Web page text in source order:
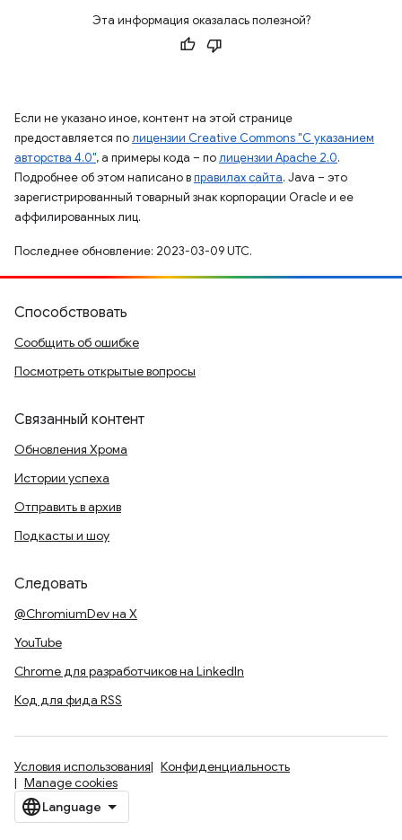
Эта информация оказалась полезной?
Если не указано иное, контент на этой странице
предоставляется полицензии Creative Commons "С указанием
авторства 4.0", а примеры кода – полицензии Apache 2.0.
Подробнее об этом написано вправилах сайта. Java – это
зарегистрированный товарный знак корпорации Oracle и ее
аффилированных лиц.
Последнее обновление: 2023-03-09 UTC.
Способствовать
Сообщить об ошибке
Посмотреть открытые вопросы
Связанный контент
Обновления Хрома
Истории успеха
Отправить в архив
Подкасты и шоу
Следовать
@ChromiumDev на X
YouTube
Chrome для разработчиков на LinkedIn
Код для фида RSS
Условия использования
Конфиденциальность
Manage cookies